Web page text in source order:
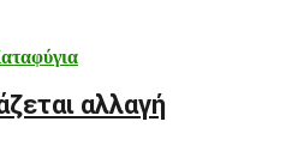
αλλαγή